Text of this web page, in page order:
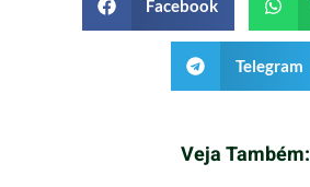
Facebook
Telegram
Veja Também: